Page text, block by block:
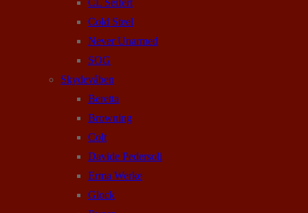
Cold Steel
Never Unarmed
SOG
Skydevåben
Beretta
Browning
Colt
Davide Pedersoli
Erma Werke
Glock